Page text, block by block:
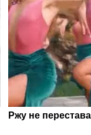
Ржу не